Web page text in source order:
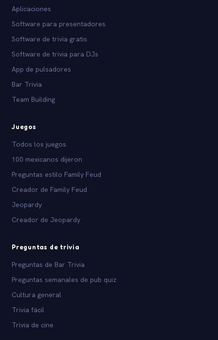
Aplicaciones
Software para presentadores
Software de trivia gratis
Software de trivia para DJs
App de pulsadores
Bar Trivia
Team Building
Juegos
Todos los juegos
100 mexicanos dijeron
Preguntas estilo Family Feud
Creador de Family Feud
Jeopardy
Creador de Jeopardy
Preguntas de trivia
Preguntas de Bar Trivia
Preguntas semanales de pub quiz
Cultura general
Trivia fácil
Trivia de cine